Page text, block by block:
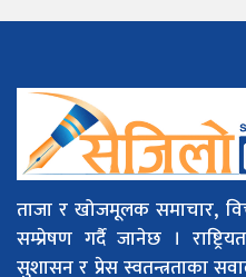
ताजा र खोजमूलक समाचार,
सम्प्रेषण गर्दै जानेछ ।
सुशासन र प्रेस स्वतन्त्रताका